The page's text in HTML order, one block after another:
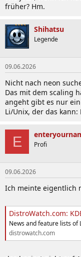
früher? Hm.
Shihatsu
Legende
09.06.2026
Nicht nach neon
Das mit dem scaling
angeht gibt es nur
Li/Unix, der das kann:
E Profi
09.06.2026
Ich meinte eigentlich
DistroWatch.com:
News and feature lists of
distrowatch.com